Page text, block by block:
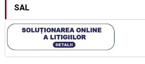
SAL